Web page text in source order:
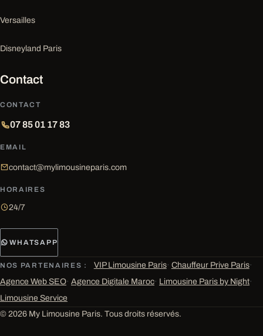
Versailles
Disneyland Paris
Contact
CONTACT
07 85 01 17 83
EMAIL
contact@mylimousineparis.com
HORAIRES
24/7
WHATSAPP
NOS PARTENAIRES : VIP Limousine Paris· Chauffeur Prive Paris·
Agence Web SEO· Agence Digitale Maroc· Limousine Paris by Night·
Limousine Service
© 2026 My Limousine Paris. Tous droits réservés.